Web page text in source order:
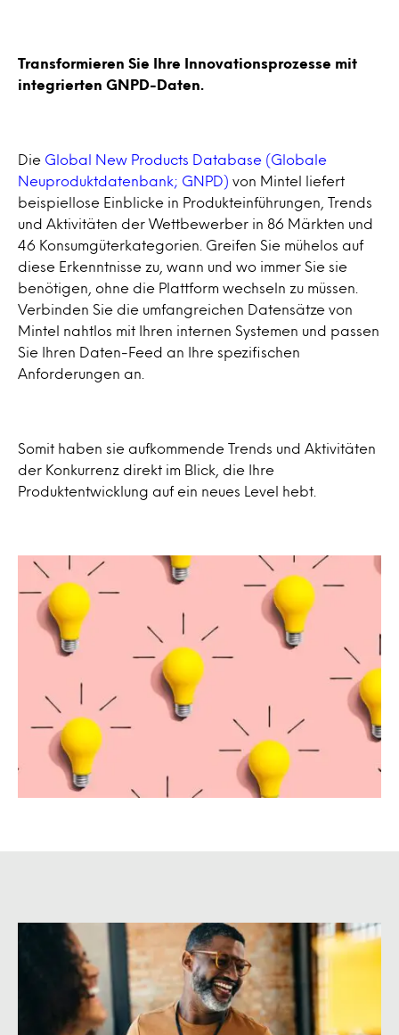
Transformieren Sie Ihre Innovationsprozesse mit
integrierten GNPD-Daten.
Die Global New Products Database (Globale
Neuproduktdatenbank; GNPD) von Mintel liefert
beispiellose Einblicke in Produkteinführungen, Trends
und Aktivitäten der Wettbewerber in 86 Märkten und
46 Konsumgüterkategorien. Greifen Sie mühelos auf
diese Erkenntnisse zu, wann und wo immer Sie sie
benötigen, ohne die Plattform wechseln zu müssen.
Verbinden Sie die umfangreichen Datensätze von
Mintel nahtlos mit Ihren internen Systemen und passen
Sie Ihren Daten-Feed an Ihre spezifischen
Anforderungen an.
Somit haben sie aufkommende Trends und Aktivitäten
der Konkurrenz direkt im Blick, die Ihre
Produktentwicklung auf ein neues Level hebt.